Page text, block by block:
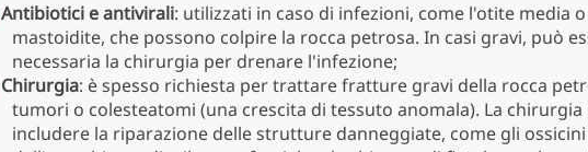
Antibiotici e antivirali: utilizzati in caso di infezioni, come l'otite media o
mastoidite, che possono colpire la rocca petrosa. In casi gravi, può
necessaria la chirurgia per drenare l'infezione;
Chirurgia: è spesso richiesta per trattare fratture gravi della rocca
tumori o colesteatomi (una crescita di tessuto anomala). La chirurgia
includere la riparazione delle strutture danneggiate, come gli ossicini